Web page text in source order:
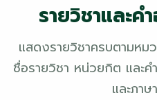
รายวิชาและค
แสดงรายวิชาครบตามห
ชื่อรายวิชา หน่วยกิต และค
และภา